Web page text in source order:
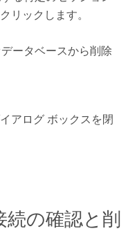
リックします。
ータベースから削除
アログ ボックスを閉
続の確認と削